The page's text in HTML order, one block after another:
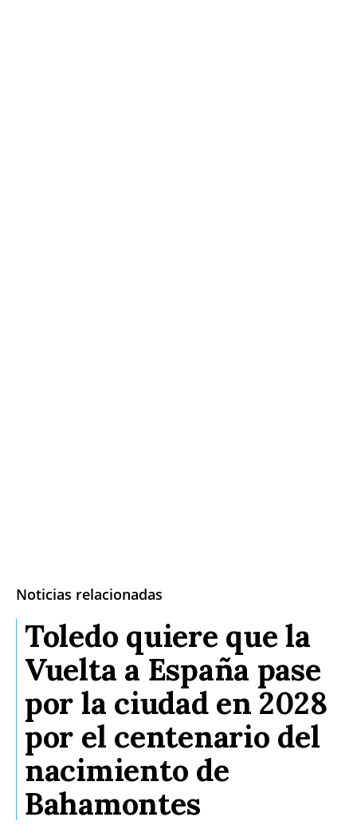
Noticias relacionadas
Toledo quiere que la
Vuelta a España pase
por la ciudad en 2028
por el centenario del
nacimiento de
Bahamontes